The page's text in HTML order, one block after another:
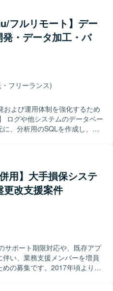
任を持ってやり遂げていただ
合修正に取り組んでいただけ
テムに携わることができ、
を積むことができます。不具
ステムの理解と改善スキルを
フルリモート】デー
・データ加工・バ
フリーランス)
および運用体制を強化するため
、分析用のSQLを作成し、
ッチ処理を含むETL開発業務
り分けてトラブルシュートがで
求めております。お客様と円
主体的に業務改善や品質向上
の魅力】
ウドベースのデータ基盤や、
ことで、モダンなデータエン
ます。ETL開発から運用まで
体の設計やパフォーマンス最適
ベース
）を利用しております。プロ
用】大手損保システ
更改支援案件
サポート期限対応や、既存アプ
い、業務支援メンバーを増員
の募集です。2017年頃より継